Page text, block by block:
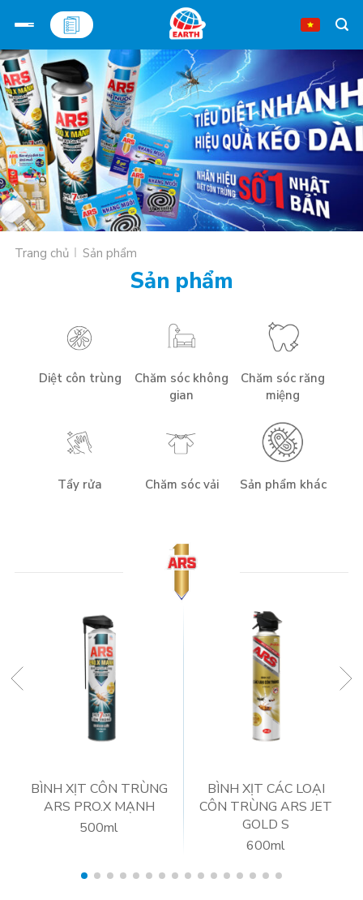
Bỏ
qua
nội
dung
Trang chủ Sản phẩm
Sản phẩm
Diệt côn trùng
Chăm sóc không
gian
Chăm sóc răng
miệng
Tẩy rửa Chăm sóc vải Sản phẩm khác
BÌNH XỊT CÔN TRÙNG
ARS PRO.X MẠNH
500ml
BÌNH XỊT CÁC LOẠI
CÔN TRÙNG ARS JET
GOLD S
600ml